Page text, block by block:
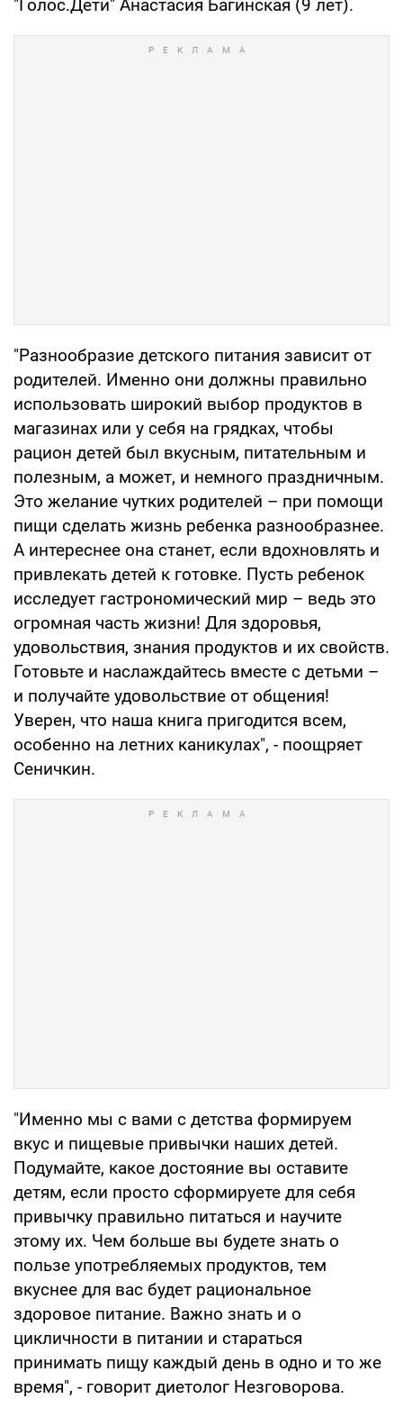
"Голос.Дети" Анастасия Багинская (9 лет).
"Разнообразие детского питания зависит от
родителей. Именно они должны правильно
использовать широкий выбор продуктов в
магазинах или у себя на грядках, чтобы
рацион детей был вкусным, питательным и
полезным, а может, и немного праздничным.
Это желание чутких родителей – при помощи
пищи сделать жизнь ребенка разнообразнее.
А интереснее она станет, если вдохновлять и
привлекать детей к готовке. Пусть ребенок
исследует гастрономический мир – ведь это
огромная часть жизни! Для здоровья,
удовольствия, знания продуктов и их свойств.
Готовьте и наслаждайтесь вместе с детьми –
и получайте удовольствие от общения!
Уверен, что наша книга пригодится всем,
особенно на летних каникулах", - поощряет
Сеничкин.
"Именно мы с вами с детства формируем
вкус и пищевые привычки наших детей.
Подумайте, какое достояние вы оставите
детям, если просто сформируете для себя
привычку правильно питаться и научите
этому их. Чем больше вы будете знать о
пользе употребляемых продуктов, тем
вкуснее для вас будет рациональное
здоровое питание. Важно знать и о
цикличности в питании и стараться
принимать пищу каждый день в одно и то же
время", - говорит диетолог Незговорова.